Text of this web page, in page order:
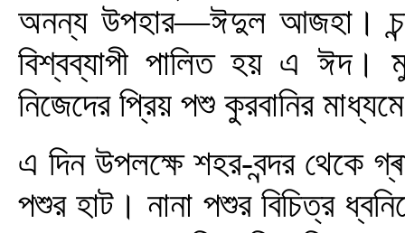
অনন্য উপহার—ঈদুল আজহা।
বিশ্বব্যাপী পালিত হয় এ ঈদ।
নিজেদের প্রিয় পশু কুরবানির
এ দিন উপলক্ষে শহর-বন্দর থেকে
পশুর হাট। নানা পশুর বিচিত্র